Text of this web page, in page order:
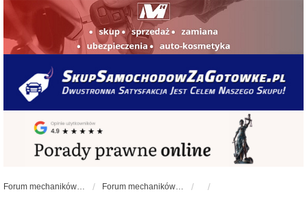
Forum mechaników samochodowych - forum-mechaniczne.pl Forum mechaników samochodowych